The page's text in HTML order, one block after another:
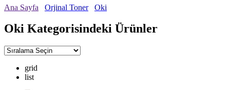
Ana Sayfa
Orjinal Toner Oki
Oki Kategorisindeki Ürünler
grid
list